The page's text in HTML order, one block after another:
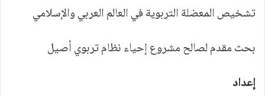
تشخيص المعضلة التربوية في العالم العربي والإسلامي
بحث مقدم لصالح مشروع إحياء نظام تربوي أصيل
إعداد